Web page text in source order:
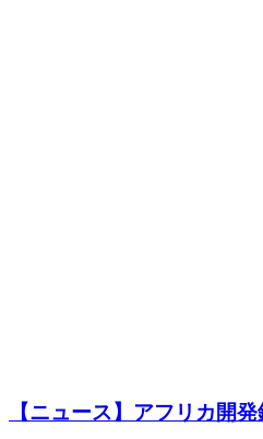
【ニュース】アフリカ開